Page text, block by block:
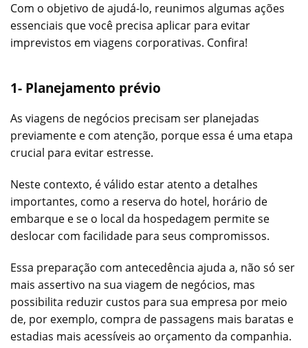
Com o objetivo de ajudá-lo, reunimos algumas ações
essenciais que você precisa aplicar para evitar
imprevistos em viagens corporativas. Confira!
1- Planejamento prévio
As viagens de negócios precisam ser planejadas
previamente e com atenção, porque essa é uma etapa
crucial para evitar estresse.
Neste contexto, é válido estar atento a detalhes
importantes, como a reserva do hotel, horário de
embarque e se o local da hospedagem permite se
deslocar com facilidade para seus compromissos.
Essa preparação com antecedência ajuda a, não só ser
mais assertivo na sua viagem de negócios, mas
possibilita reduzir custos para sua empresa por meio
de, por exemplo, compra de passagens mais baratas e
estadias mais acessíveis ao orçamento da companhia.